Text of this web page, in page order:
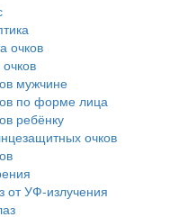
очков
мужчине
по форме лица
ребёнку
очков
от УФ-излучения